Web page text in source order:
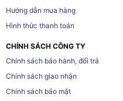
Hướng dẫn mua hàng
Hình thức thanh toán
CHÍNH SÁCH CÔNG TY
Chính sách bảo hành, đổi trả
Chính sách giao nhận
Chính sách bảo mật